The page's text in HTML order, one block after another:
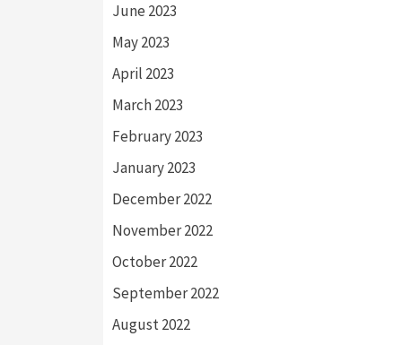
June 2023
May 2023
April 2023
March 2023
February 2023
January 2023
December 2022
November 2022
October 2022
September 2022
August 2022